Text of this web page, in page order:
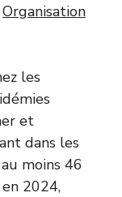
Organisation
les
et
dans les
moins 46
2024,